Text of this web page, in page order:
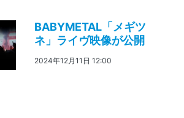
BABYMETAL「メギツ
ネ」ライヴ映像が公開
2024年12月11日 12:00